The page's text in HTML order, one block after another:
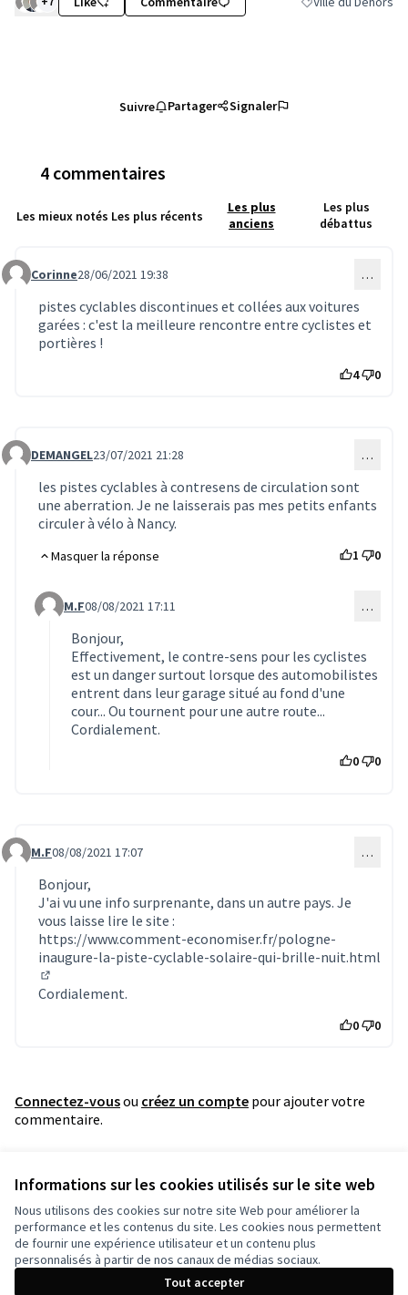
Informations sur les cookies utilisés sur le site web
Nous utilisons des cookies sur notre site Web pour améliorer la
performance et les contenus du site. Les cookies nous permettent
de fournir une expérience utilisateur et un contenu plus
personnalisés à partir de nos canaux de médias sociaux.
Tout accepter
Filtrer les résultats
Suivre Partager Signaler
4 commentaires
Les mieux notés Les plus récents
Les plus
anciens
Les plus
débattus
Commentaire 1633
Corinne28/06/2021 19:38 …
pistes cyclables discontinues et collées aux voitures
garées : c'est la meilleure rencontre entre cyclistes et
portières !
4 0
Commentaire 1731
DEMANGEL23/07/2021 21:28 …
les pistes cyclables à contresens de circulation sont
une aberration. Je ne laisserais pas mes petits enfants
circuler à vélo à Nancy.
Masquer la réponse 1 0
Commentaire 1742 (réponse au commentaire 1731)
M.F08/08/2021 17:11 …
Bonjour,
Effectivement, le contre-sens pour les cyclistes
est un danger surtout lorsque des automobilistes
entrent dans leur garage situé au fond d'une
cour... Ou tournent pour une autre route...
Cordialement.
0 0
Commentaire 1741
M.F08/08/2021 17:07 …
Bonjour,
J'ai vu une info surprenante, dans un autre pays. Je
vous laisse lire le site :
https://www.comment-economiser.fr/pologne-
inaugure-la-piste-cyclable-solaire-qui-brille-nuit.html
(Lien externe)
Cordialement.
0 0
Connectez-vousou créez un compte pour ajouter votre
commentaire.
Vérifiez l'empreinte numérique
Conditions d'utilisation
Paramètres des cookies